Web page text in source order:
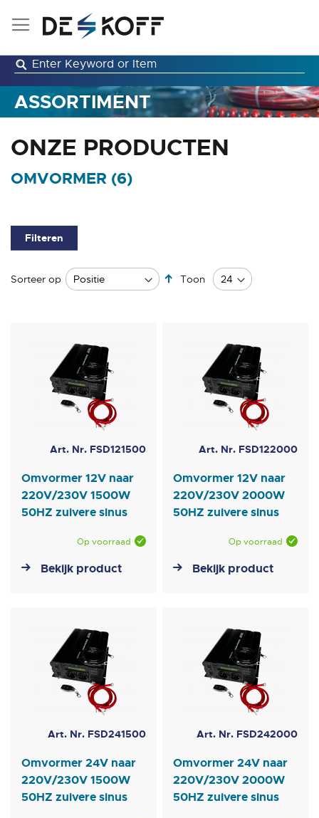
Ga
inhoud
ASSORTIMENT
ONZE PRODUCTEN
OMVORMER (6)
Sorteer op
Van
Toon
Art. Nr. FSD121500
Omvormer 12V naar
220V/230V 1500W
50HZ zuivere sinus
Op voorraad
Bekijk product
Art. Nr. FSD122000
Omvormer 12V naar
220V/230V 2000W
50HZ zuivere sinus
Op voorraad
Bekijk product
Art. Nr. FSD241500
Omvormer 24V naar
220V/230V 1500W
50HZ zuivere sinus
Art. Nr. FSD242000
Omvormer 24V naar
220V/230V 2000W
50HZ zuivere sinus
Filteren